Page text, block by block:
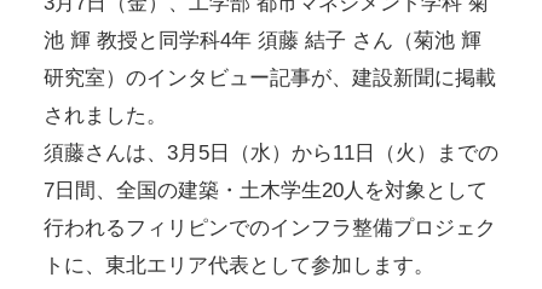
池 輝 教授と同学科4年 須藤 結子 さん（菊池 輝
研究室）のインタビュー記事が、建設新聞に掲載
されました。
須藤さんは、3月5日（水）から11日（火）までの
7日間、全国の建築・土木学生20人を対象として
行われるフィリピンでのインフラ整備プロジェク
トに、東北エリア代表として参加します。